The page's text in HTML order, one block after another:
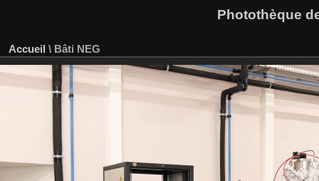
Photothèque
Accueil \ Bâti NEG